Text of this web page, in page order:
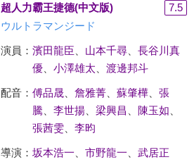
超人力霸王捷德(中文版)
7.5
ウルトラマンジード
演員： 濱田龍臣 山本千尋、 長谷川真
優、 小澤雄太 渡邊邦斗
配音： 傅品晟、 詹雅菁、 蘇肇樺、 張
騰
李世揚、 梁興昌 陳玉如
張茜雯、 李昀
導演： 坂本浩一 市野龍一
武居正